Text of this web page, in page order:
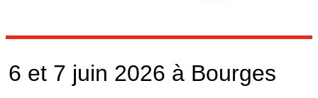
6 et 7 juin 2026 à Bourges